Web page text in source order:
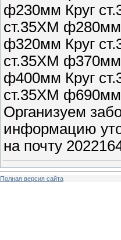
ф230мм Круг
ст.35ХМ
ф320мм Круг
ст.35ХМ
ф400мм Круг
ст.35ХМ ф690мм
Организуем
информацию
на почту
Полная версия сайта